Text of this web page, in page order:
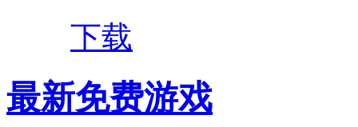
下载
最新免费游戏